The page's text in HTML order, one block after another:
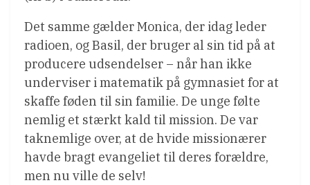
Det samme gælder Monica, der idag leder
radioen, og Basil, der bruger al sin tid på at
producere udsendelser – når han ikke
underviser i matematik på gymnasiet for at
skaffe føden til sin familie. De unge følte
nemlig et stærkt kald til mission. De var
taknemlige over, at de hvide missionærer
havde bragt evangeliet til deres forældre,
men nu ville de selv!